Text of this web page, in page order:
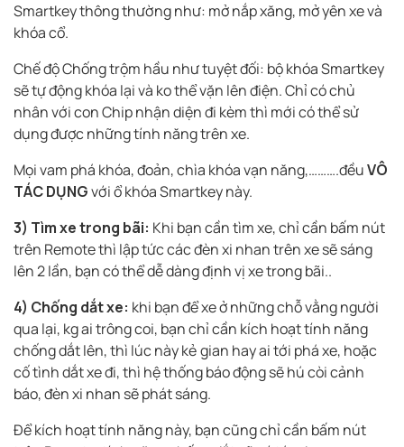
Smartkey thông thường như: mở nắp xăng, mở yên xe và
khóa cổ.
Chế độ Chống trộm hầu như tuyệt đối: bộ khóa Smartkey
sẽ tự động khóa lại và ko thể vặn lên điện. Chỉ có chủ
nhân với con Chip nhận diện đi kèm thì mới có thể sử
dụng được những tính năng trên xe.
Mọi vam phá khóa, đoản, chìa khóa vạn năng,……….đềuVÔ
TÁC DỤNGvới ổ khóa Smartkey này.
3) Tìm xe trong bãi: Khi bạn cần tìm xe, chỉ cần bấm nút
trên Remote thì lập tức các đèn xi nhan trên xe sẽ sáng
lên 2 lần, bạn có thể dễ dàng định vị xe trong bãi..
4) Chống dắt xe: khi bạn để xe ở những chỗ vằng người
qua lại, kg ai trông coi, bạn chỉ cần kích hoạt tính năng
chống dắt lên, thì lúc này kẻ gian hay ai tới phá xe, hoặc
cố tình dắt xe đi, thì hệ thống báo động sẽ hú còi cảnh
báo, đèn xi nhan sẽ phát sáng.
Để kích hoạt tính năng này, bạn cũng chỉ cần bấm nút